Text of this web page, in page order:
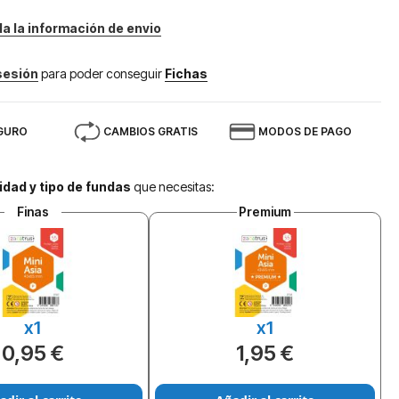
la información de envio
para poder conseguir Fichas
CAMBIOS GRATIS MODOS DE PAGO
y tipo de fundas que necesitas:
Finas
x1
0,95 €
Premium
x1
1,95 €